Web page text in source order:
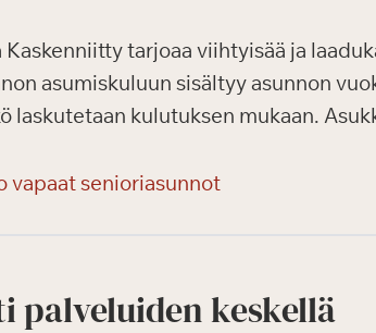
Kaskenniitty tarjoaa viihtyisää ja
asumiskuluun sisältyy asunnon
laskutetaan kulutuksen mukaan.
vapaat senioriasunnot
palveluiden keskellä